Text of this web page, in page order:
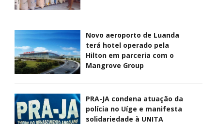
Novo aeroporto de Luanda
terá hotel operado pela
Hilton em parceria com o
Mangrove Group
PRA-JA condena atuação da
polícia no Uíge e manifesta
solidariedade à UNITA